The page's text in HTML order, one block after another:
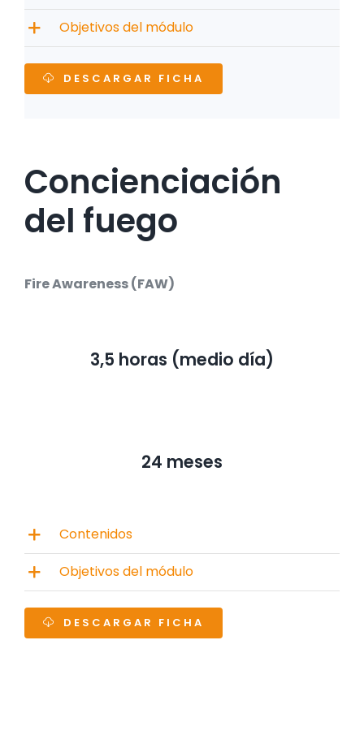
Objetivos del módulo
DESCARGAR FICHA
Concienciación
del fuego
Fire Awareness (FAW)
3,5 horas (medio día)
24 meses
Contenidos
Objetivos del módulo
DESCARGAR FICHA